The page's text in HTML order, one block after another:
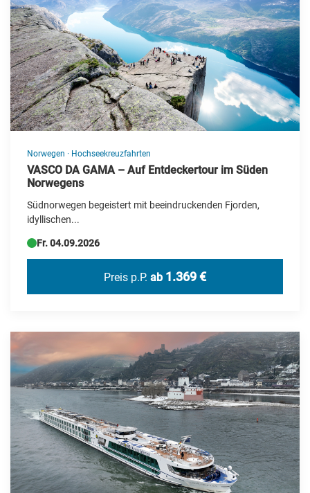
Neue Reisen
Silvesterreisen
Specials
Städte-/Musikreisen
Weihnachtsreisen
Zielgebiet
Albanien
Barbados
Belgien
Brasilien
Dänemark
Estland
Finnland
Frankreich
Griechenland
Norwegen · Hochseekreuzfahrten
VASCO DA GAMA – Auf Entdeckertour im Süden
Norwegens
Südnorwegen begeistert mit beeindruckenden Fjorden,
idyllischen...
Fr. 04.09.2026
Preis p.P. ab 1.369 €